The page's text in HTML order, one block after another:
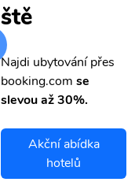
ště
Najdi ubytování přes
booking.com se
slevou až 30%.
Akční abídka
hotelů